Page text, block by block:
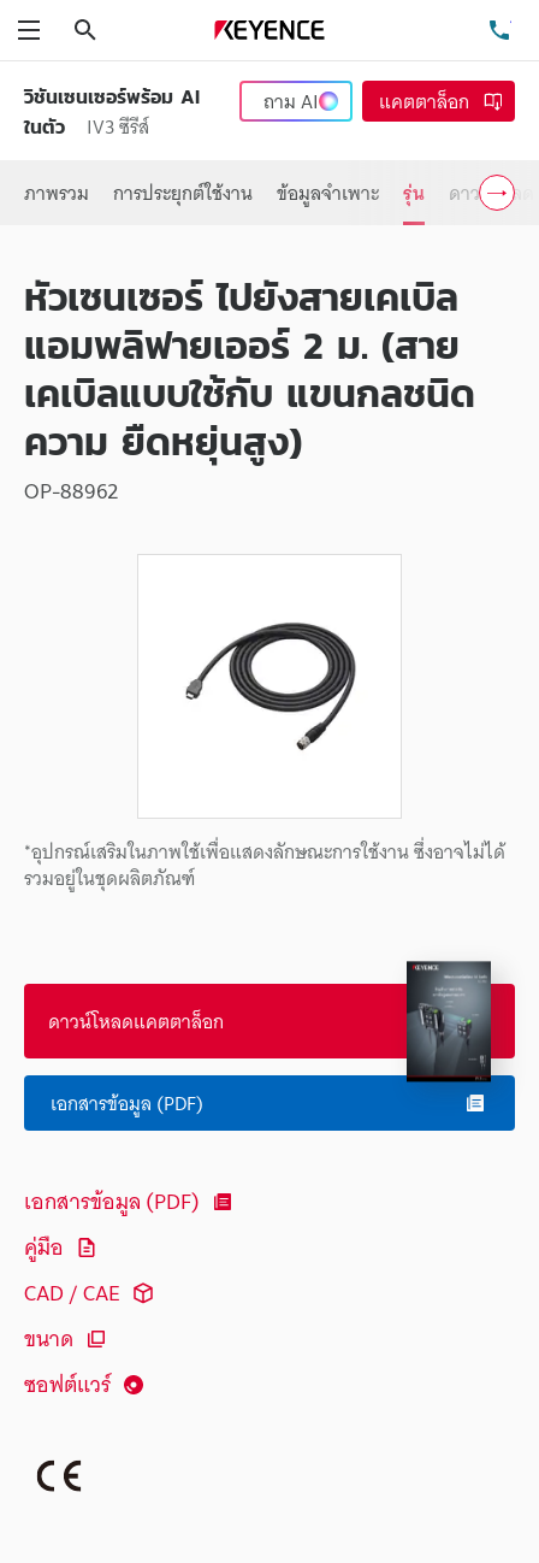
วิชันเซนเซอร์พร้อม AI
ในตัว
IV3 ซีรีส์
ถามAI แคตตาล็อก
ภาพรวม การประยุกต์ใช้งาน ข้อมูลจำเพาะ รุ่น ดาวน์โหลด
หัวเซนเซอร์ ไปยังสายเคเบิล
แอมพลิฟายเออร์ 2 ม. (สาย
เคเบิลแบบใช้กับ แขนกลชนิด
ความ ยืดหยุ่นสูง)
OP-88962
*อุปกรณ์เสริมในภาพใช้เพื่อแสดงลักษณะการใช้งาน ซึ่งอาจไม่ได้
รวมอยู่ในชุดผลิตภัณฑ์
ดาวน์โหลดแคตตาล็อก
เอกสารข้อมูล (PDF)
เอกสารข้อมูล (PDF)
คู่มือ
CAD / CAE
ขนาด
ซอฟต์แวร์